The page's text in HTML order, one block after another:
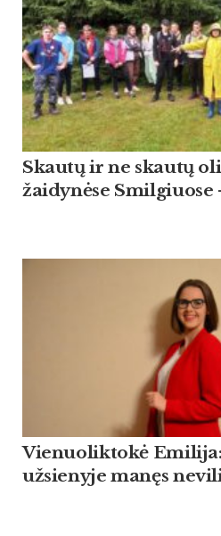
Skautų ir ne skautų
žaidynėse Smilgiuose
Vienuoliktokė
užsienyje manęs